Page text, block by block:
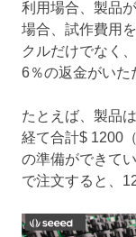
利用場合、製品
場合、試作費用
クルだけでなく
6％の返金がいた
たとえば、製品
経て合計$ 1200
の準備ができて
で注文すると、